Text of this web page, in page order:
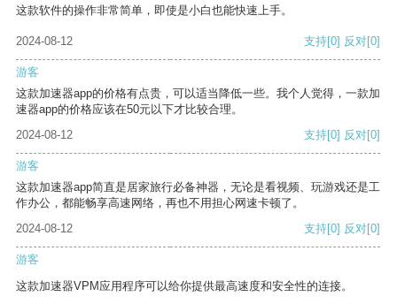
这款软件的操作非常简单，即使是小白也能快速上手。
2024-08-12 支持[0] 反对[0]
游客
这款加速器app的价格有点贵，可以适当降低一些。我个人觉得，一款加
速器app的价格应该在50元以下才比较合理。
2024-08-12
支持[0] 反对[0]
游客
这款加速器app简直是居家旅行必备神器，无论是看视频、玩游戏还是工
作办公，都能畅享高速网络，再也不用担心网速卡顿了。
2024-08-12
支持[0] 反对[0]
游客
这款加速器VPM应用程序可以给你提供最高速度和安全性的连接。